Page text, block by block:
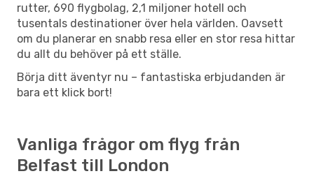
rutter, 690 flygbolag, 2,1 miljoner hotell och
tusentals destinationer över hela världen. Oavsett
om du planerar en snabb resa eller en stor resa hittar
du allt du behöver på ett ställe.
Börja ditt äventyr nu – fantastiska erbjudanden är
bara ett klick bort!
Vanliga frågor om flyg från
Belfast till London